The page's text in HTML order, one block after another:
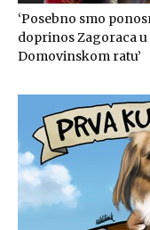
‘Posebno smo
doprinos Zagoraca u
Domovinskom ratu’